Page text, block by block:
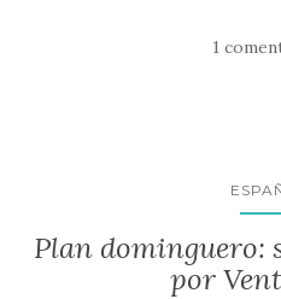
1
Plan dominguero:
por